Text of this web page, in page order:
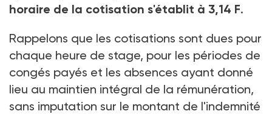
horaire de la cotisation s'établit à 3,14 F.
Rappelons que les cotisations sont dues pour
chaque heure de stage, pour les périodes de
congés payés et les absences ayant donné
lieu au maintien intégral de la rémunération,
sans imputation sur le montant de l'indemnité